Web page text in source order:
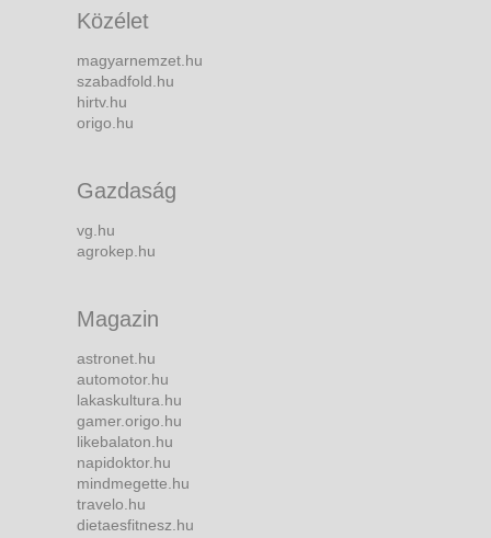
Közélet
magyarnemzet.hu
szabadfold.hu
hirtv.hu
origo.hu
Gazdaság
vg.hu
agrokep.hu
Magazin
astronet.hu
automotor.hu
lakaskultura.hu
gamer.origo.hu
likebalaton.hu
napidoktor.hu
mindmegette.hu
travelo.hu
dietaesfitnesz.hu